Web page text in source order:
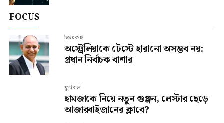
FOCUS
ক্রিকেট
অস্ট্রেলিয়াকে টেস্টে হারানো অসম্ভব নয়:
প্রধান নির্বাচক বাশার
ফুটবল
হামজাকে নিয়ে নতুন গুঞ্জন, লেস্টার ছেড়ে
আজারবাইজানের ক্লাবে?